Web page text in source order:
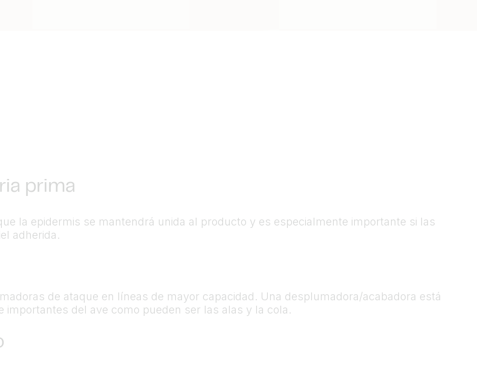
prima
la epidermis se mantendrá unida al producto y es especialmente importante si las
adherida.
de ataque en líneas de mayor capacidad. Una desplumadora/acabadora está
del ave como pueden ser las alas y la cola.